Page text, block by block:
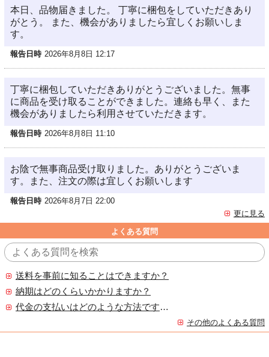
本日、品物届きました。 丁寧に梱包をしていただきあり
がとう。 また、機会がありましたら宜しくお願いしま
す。
報告日時 2026年8月8日 12:17
丁寧に梱包していただきありがとうございました。無事
に商品を受け取ることができました。連絡も早く、また
機会がありましたら利用させていただきます。
報告日時 2026年8月8日 11:10
お陰で無事商品受け取りました。ありがとうございま
す。また、注文の際は宜しくお願いします
報告日時 2026年8月7日 22:00
更に見る
よくある質問
送料を事前に知ることはできますか？
納期はどのくらいかかりますか？
代金の支払いはどのような方法ですか？
その他のよくある質問